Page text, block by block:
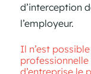
d’interception
l’employeur.
Il n’est
d’entreprise le